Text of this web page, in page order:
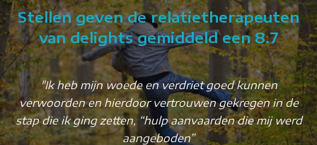
Stellen geven de relatietherapeuten
van delights gemiddeld een 8.7
"Ik heb mijn woede en verdriet goed kunnen
verwoorden en hierdoor vertrouwen gekregen in de
stap die ik ging zetten, “hulp aanvaarden die mij werd
aangeboden”